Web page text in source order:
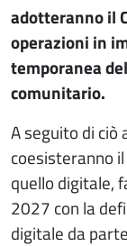
adotteranno il
operazioni in
temporanea
comunitario.
A seguito di ciò
coesisteranno
quello digitale,
2027 con la
digitale da